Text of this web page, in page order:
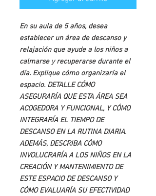
En su aula de 5 años, desea
establecer un área de descanso y
relajación que ayude a los niños a
calmarse y recuperarse durante el
día. Explique cómo organizaría el
espacio. DETALLE CÓMO
ASEGURARÍA QUE ESTA ÁREA SEA
ACOGEDORA Y FUNCIONAL, Y CÓMO
INTEGRARÍA EL TIEMPO DE
DESCANSO EN LA RUTINA DIARIA.
ADEMÁS, DESCRIBA CÓMO
INVOLUCRARÍA A LOS NIÑOS EN LA
CREACIÓN Y MANTENIMIENTO DE
ESTE ESPACIO DE DESCANSO Y
CÓMO EVALUARÍA SU EFECTIVIDAD